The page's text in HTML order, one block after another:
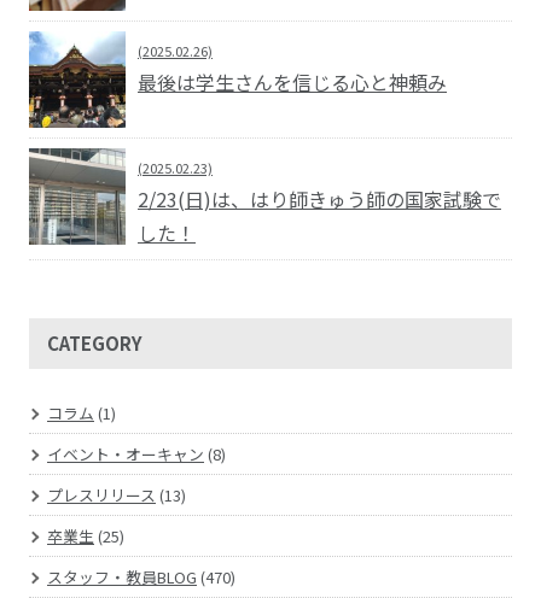
(2025.02.26)
最後は学生さんを信じる心と神頼み
(2025.02.23)
2/23(日)は、はり師きゅう師の国家試験で
した！
CATEGORY
コラム (1)
イベント・オーキャン (8)
プレスリリース (13)
卒業生(25)
スタッフ・教員BLOG (470)